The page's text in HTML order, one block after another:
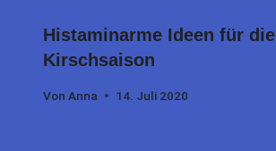
Histaminarme Ideen für die
Kirschsaison
Von Anna 14. Juli 2020